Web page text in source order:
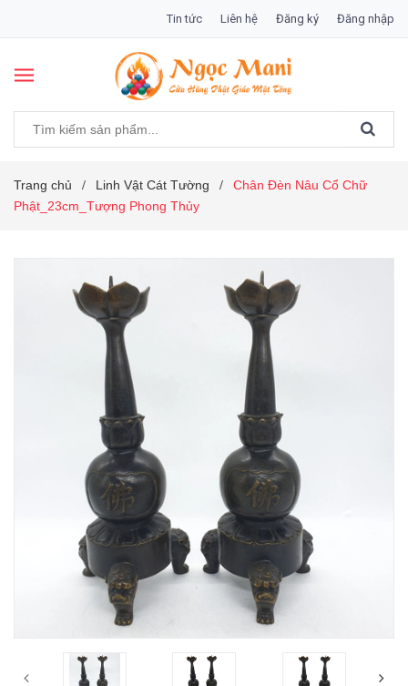
Tin tức Liên hệ Đăng ký Đăng nhập
Trang chủ / Linh Vật Cát Tường /
Chân Đèn Nâu Cổ Chữ
Phật_23cm_Tượng Phong Thủy